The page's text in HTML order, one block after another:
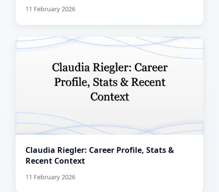
11 February 2026
Claudia Riegler: Career Profile, Stats &
Recent Context
11 February 2026